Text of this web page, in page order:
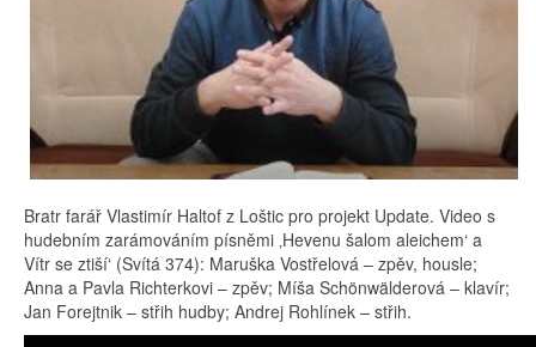
Bratr farář Vlastimír Haltof z Loštic pro projekt Update. Video s
hudebním zarámováním písněmi ‚Hevenu šalom aleichem‘ a
Vítr se ztiší‘ (Svítá 374): Maruška Vostřelová – zpěv, housle;
Anna a Pavla Richterkovi – zpěv; Míša Schönwälderová – klavír;
Jan Forejtnik – střih hudby; Andrej Rohlínek – střih.